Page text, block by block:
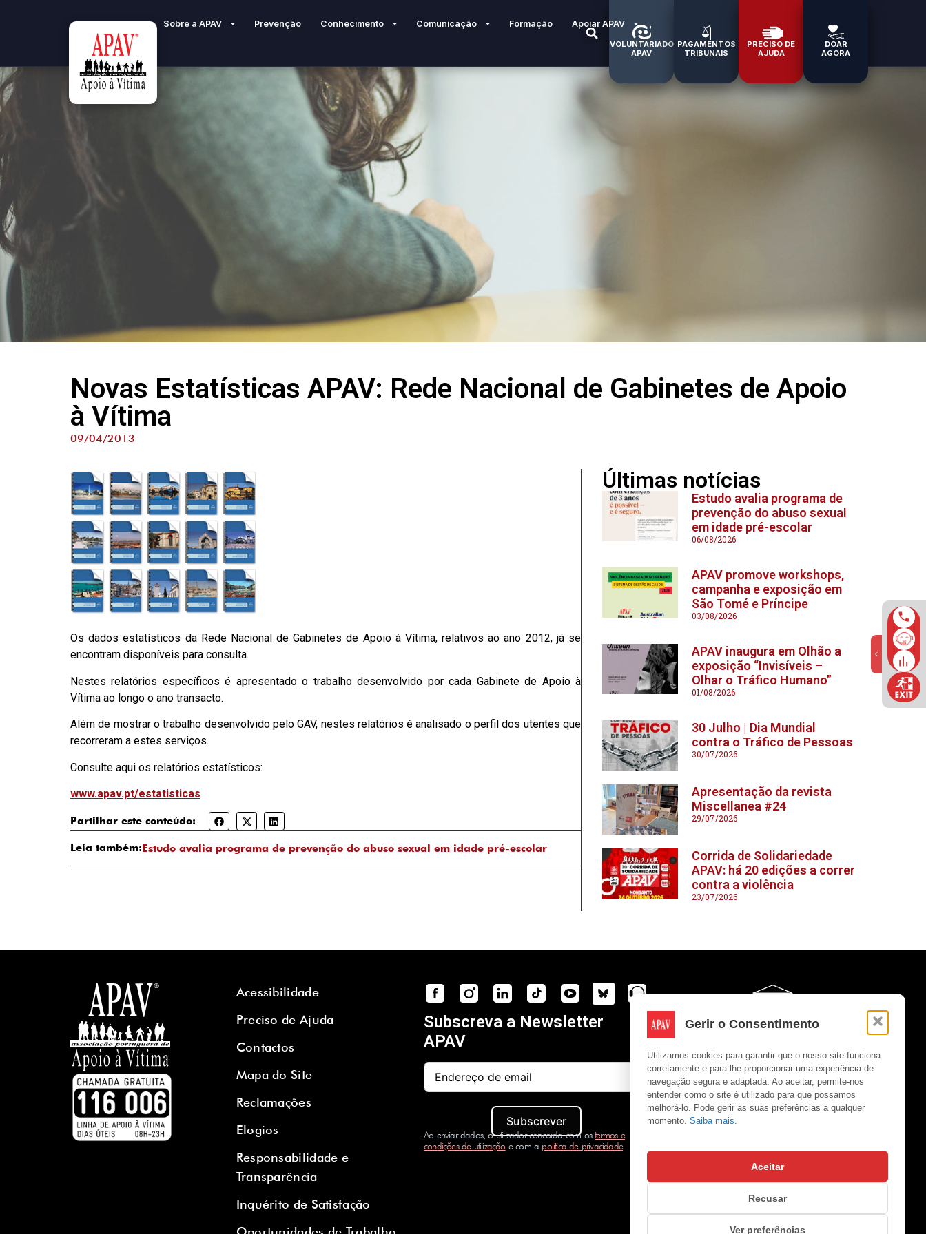
Gerir o Consentimento
Utilizamos cookies para garantir que o nosso site funciona
corretamente e para lhe proporcionar uma experiência de
navegação segura e adaptada. Ao aceitar, permite-nos
entender como o site é utilizado para que possamos
melhorá-lo. Pode gerir as suas preferências a qualquer
momento. Saiba mais.
Aceitar
Recusar
Ver preferências
Sobre a APAV Prevenção Conhecimento Comunicação Formação Apoiar APAV
VOLUNTARIADO
APAV
PAGAMENTOS
TRIBUNAIS
PRECISO DE
AJUDA
DOAR
AGORA
Novas Estatísticas APAV: Rede Nacional de Gabinetes de Apoio
à Vítima
09/04/2013
Os dados estatísticos da Rede Nacional de Gabinetes de Apoio à Vítima, relativos ao ano 2012, já se
encontram disponíveis para consulta.
Nestes relatórios específicos é apresentado o trabalho desenvolvido por cada Gabinete de Apoio à
Vítima ao longo o ano transacto.
Além de mostrar o trabalho desenvolvido pelo GAV, nestes relatórios é analisado o perfil dos utentes que
recorreram a estes serviços.
Consulte aqui os relatórios estatísticos:
www.apav.pt/estatisticas
Partilhar este conteúdo:
Leia também:Estudo avalia programa de prevenção do abuso sexual em idade pré-escolar
Últimas notícias
Estudo avalia programa de
prevenção do abuso sexual
em idade pré-escolar
06/08/2026
APAV promove workshops,
campanha e exposição em
São Tomé e Príncipe
03/08/2026
APAV inaugura em Olhão a
exposição “Invisíveis –
Olhar o Tráfico Humano”
01/08/2026
30 Julho | Dia Mundial
contra o Tráfico de Pessoas
30/07/2026
Apresentação da revista
Miscellanea #24
29/07/2026
Corrida de Solidariedade
APAV: há 20 edições a correr
contra a violência
23/07/2026
Acessibilidade
Preciso de Ajuda
Contactos
Mapa do Site
Reclamações
Elogios
Responsabilidade e
Transparência
Inquérito de Satisfação
Subscreva a Newsletter
APAV
Subscrever
Ao enviar dados, o utilizador concorda com ostermos e
condições de utilizaçãoe com a política de privacidade.
Copyright © APAV 2026